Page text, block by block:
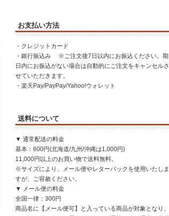
お支払い方法
・クレジットカード
・銀行振込み ※ご注文後7日以内にお振込ください。期
日内にお振込がない場合は自動的にご注文をキャンセルさ
せていただきます。
・楽天Pay/PayPay/Yahoo!ウォレット
送料について
▼ 通常配送の料金
基本：600円(北海道/九州/沖縄は1,000円)
11,000円以上のお買い物で送料無料。
※サイズにより、メール便やレターパックを使用いたしま
すが、ご容赦ください。
▼ メール便の料金
全国一律：300円
商品名に【メール便可】と入っている商品が対象となり、